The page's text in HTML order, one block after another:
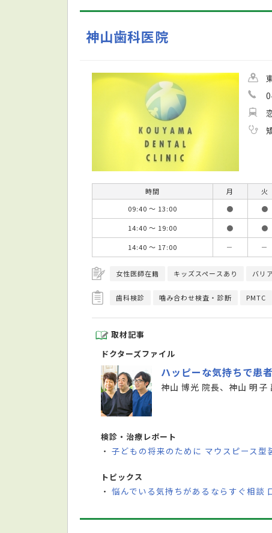
神山歯科医院
時間 月 火
09:40 ～ 13:00
● ●
14:40 ～ 19:00
● ●
14:40 ～ 17:00
－ －
女性医師在籍 キッズスペースあり バリ
歯科検診 噛み合わせ検査・診断 PMTC
取材記事
ドクターズファイル
ハッピーな気持ちで患
神山 博光 院長、神山 明子
検診・治療レポート
・子どもの将来のために マウスピース型
トピックス
・悩んでいる気持ちがあるならすぐ相談